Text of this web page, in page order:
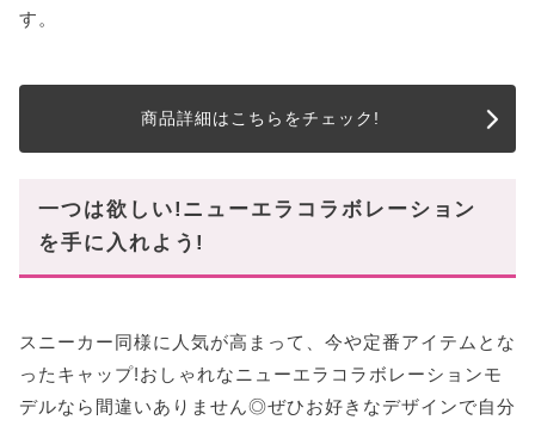
す。
商品詳細はこちらをチェック!
一つは欲しい!ニューエラコラボレーション
を手に入れよう!
スニーカー同様に人気が高まって、今や定番アイテムとな
ったキャップ!おしゃれなニューエラコラボレーションモ
デルなら間違いありません◎ぜひお好きなデザインで自分